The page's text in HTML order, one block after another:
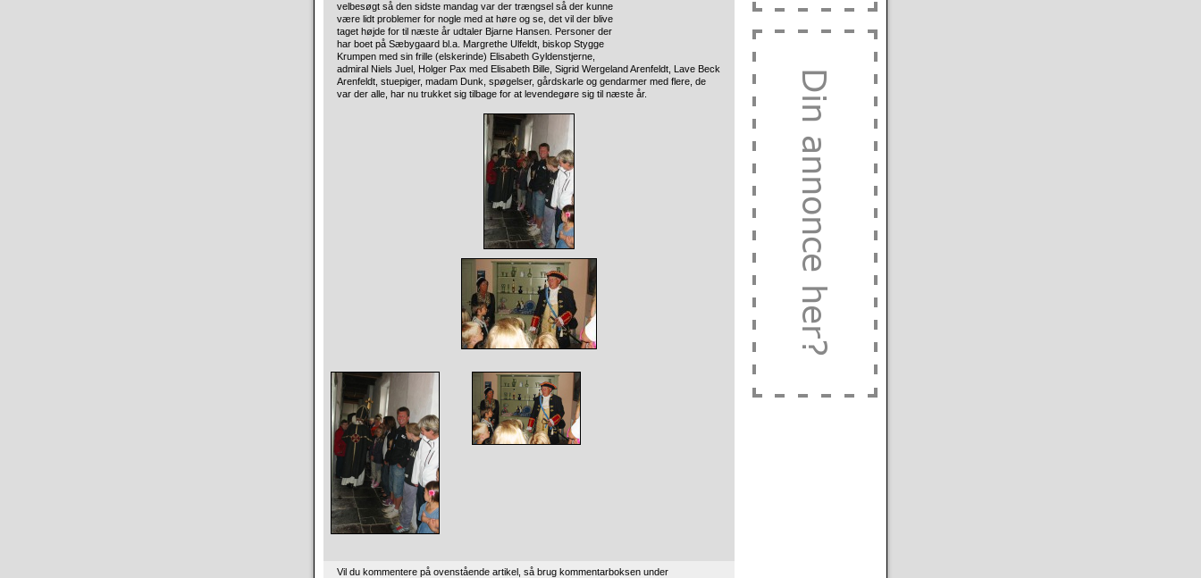
velbesøgt så den sidste mandag var der trængsel så der kunne
være lidt problemer for nogle med at høre og se, det vil der blive
taget højde for til næste år udtaler Bjarne Hansen. Personer der
har boet på Sæbygaard bl.a. Margrethe Ulfeldt, biskop Stygge
Krumpen med sin frille (elskerinde) Elisabeth Gyldenstjerne,
admiral Niels Juel, Holger Pax med Elisabeth Bille, Sigrid Wergeland Arenfeldt, Lave Beck
Arenfeldt, stuepiger, madam Dunk, spøgelser, gårdskarle og gendarmer med flere, de
var der alle, har nu trukket sig tilbage for at levendegøre sig til næste år.
Vil du kommentere på ovenstående artikel, så brug kommentarboksen under